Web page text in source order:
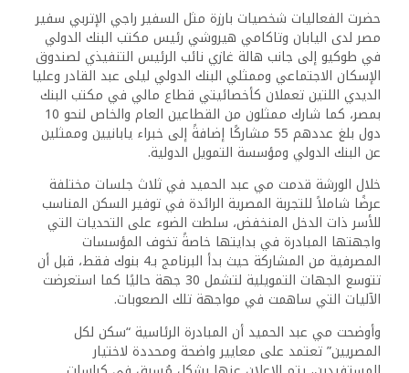
حضرت الفعاليات شخصيات بارزة مثل السفير راجي الإتربي سفير
مصر لدى اليابان وتاكامي هيروشي رئيس مكتب البنك الدولي
في طوكيو إلى جانب هالة غازي نائب الرئيس التنفيذي لصندوق
الإسكان الاجتماعي وممثلي البنك الدولي ليلى عبد القادر وعليا
الديدي اللتين تعملان كأخصائيتي قطاع مالي في مكتب البنك
بمصر، كما شارك ممثلون من القطاعين العام والخاص لنحو 10
دول بلغ عددهم 55 مشاركًا إضافةً إلى خبراء يابانيين وممثلين
عن البنك الدولي ومؤسسة التمويل الدولية.
خلال الورشة قدمت مي عبد الحميد في ثلاث جلسات مختلفة
عرضًا شاملاً للتجربة المصرية الرائدة في توفير السكن المناسب
للأسر ذات الدخل المنخفض، سلطت الضوء على التحديات التي
واجهتها المبادرة في بدايتها خاصةً تخوف المؤسسات
المصرفية من المشاركة حيث بدأ البرنامج بـ4 بنوك فقط، قبل أن
تتوسع الجهات التمويلية لتشمل 30 جهة حاليًا كما استعرضت
الآليات التي ساهمت في مواجهة تلك الصعوبات.
وأوضحت مي عبد الحميد أن المبادرة الرئاسية “سكن لكل
المصريين” تعتمد على معايير واضحة ومحددة لاختيار